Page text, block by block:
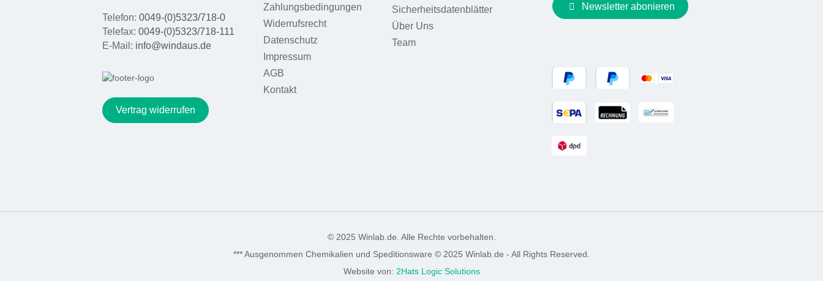
Telefon: 0049-(0)5323/718-0
Telefax: 0049-(0)5323/718-111
E-Mail: info@windaus.de
Vertrag widerrufen
Zahlungsbedingungen
Widerrufsrecht
Datenschutz
Impressum
AGB
Kontakt
Sicherheitsdatenblätter
Über Uns
Team
Newsletter abonieren
© 2025 Winlab.de. Alle Rechte vorbehalten.
*** Ausgenommen Chemikalien und Speditionsware © 2025 Winlab.de - All Rights Reserved.
Website von: 2Hats Logic Solutions